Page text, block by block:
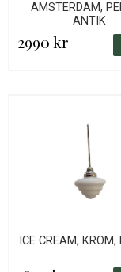
AMSTERDAM,
ANTIK
2990 kr
ICE CREAM, KROM,